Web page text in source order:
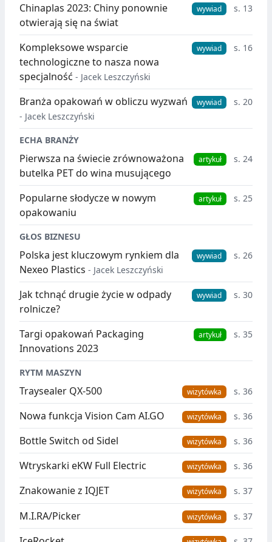
Chinaplas 2023: Chiny ponownie
otwierają się na świat
wywiad s. 13
Kompleksowe wsparcie
technologiczne to nasza nowa
specjalność - Jacek Leszczyński
wywiad s. 16
Branża opakowań w obliczu wyzwań
- Jacek Leszczyński
wywiad s. 20
ECHA BRANŻY
Pierwsza na świecie zrównoważona
butelka PET do wina musującego
artykuł s. 24
Popularne słodycze w nowym
opakowaniu
artykuł s. 25
GŁOS BIZNESU
Polska jest kluczowym rynkiem dla
Nexeo Plastics - Jacek Leszczyński
wywiad s. 26
Jak tchnąć drugie życie w odpady
rolnicze?
wywiad s. 30
Targi opakowań Packaging
Innovations 2023
artykuł s. 35
RYTM MASZYN
Traysealer QX-500 wizytówka s. 36
Nowa funkcja Vision Cam AI.GO wizytówka s. 36
Bottle Switch od Sidel wizytówka s. 36
Wtryskarki eKW Full Electric wizytówka s. 36
Znakowanie z IQJET wizytówka s. 37
M.I.RA/Picker wizytówka s. 37